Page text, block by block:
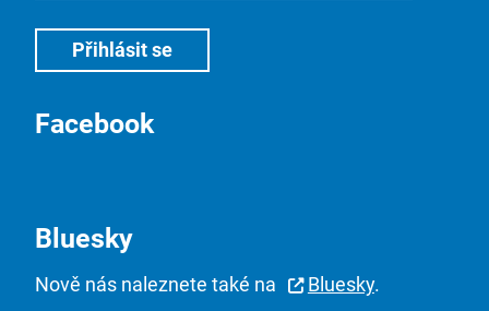
Facebook
Bluesky
Nově nás naleznete také na Bluesky.